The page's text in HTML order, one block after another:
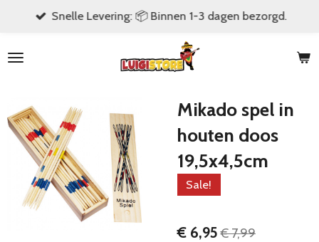
naar
Snelle Levering: 📦 Binnen 1-3 dagen bezorgd.
Mikado spel in
houten doos
19,5x4,5cm
Sale!
€ 6,95 € 7,99